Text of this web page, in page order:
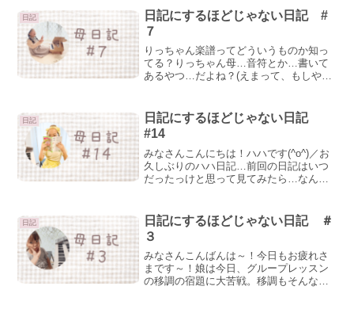
の月日が流れておりました(言い訳)りっち
ゃん母時の...
日記
日記にするほどじゃない日記 #
７
りっちゃん楽譜ってどういうものか知っ
てる？りっちゃん母…音符とか…書いて
あるやつ…だよね？(えまって、もしやな
っちゃん楽譜って言うのはね、作曲者の
想いが込められたもの...
日記
日記にするほどじゃない日記
#14
みなさんこんにちは！ハハです(^o^)／お
久しぶりのハハ日記…前回の日記はいつ
だったっけと思って見てみたら…なんと
の、なぁぜなぁぜ？久々すぎて照れるの
通り越して何書こうっ...
日記
日記にするほどじゃない日記 ＃
３
みなさんこんばんは～！今日もお疲れさ
まです～！娘は今日、グループレッスン
の移調の宿題に大苦戦。移調もそんなに